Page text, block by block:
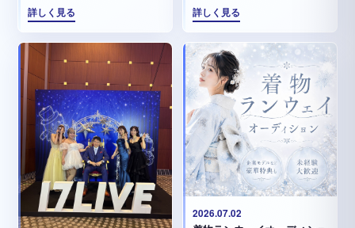
詳しく見る 詳しく見る
2026.07.02